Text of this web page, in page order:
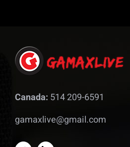
Canada: 514 209-6591
gamaxlive@gmail.com